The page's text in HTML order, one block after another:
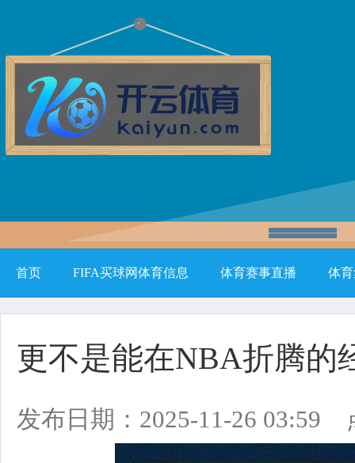
首页 FIFA买球网体育信息 体育赛事直播 体
更不是能在NBA折腾的
发布日期：2025-11-26 03:59